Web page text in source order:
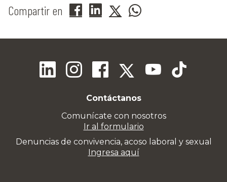
Compartir en
Contáctanos
Comunícate con nosotros
Ir al formulario
Denuncias de convivencia, acoso laboral y sexual
Ingresa aquí